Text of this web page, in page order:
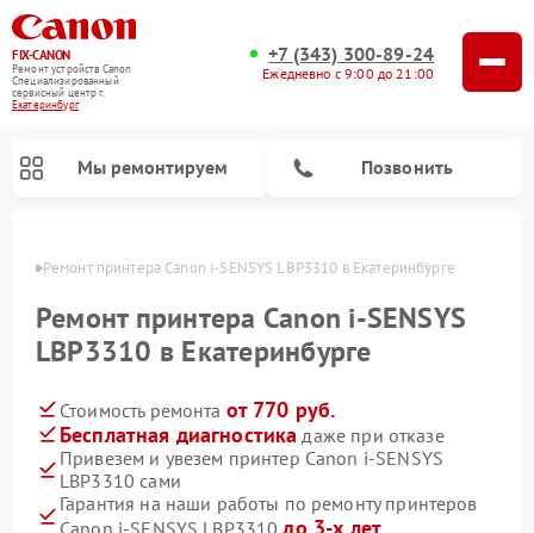
FIX-CANON
Ремонт устройств Canon
Специализированный
cервисный центр г.
Екатеринбург
+7 (343) 300-89-24
Ежедневно с 9:00 до 21:00
Мы ремонтируем Позвонить
Ремонт принтера Canon i-SENSYS LBP3310 в Екатеринбурге
Ремонт принтера Canon i-SENSYS
LBP3310 в Екатеринбурге
Стоимость ремонта от 770 руб.
Бесплатная диагностика даже при отказе
Привезем и увезем принтер Canon i-SENSYS
LBP3310 сами
Гарантия на наши работы по ремонту принтеров
Canon i-SENSYS LBP3310до 3-х лет